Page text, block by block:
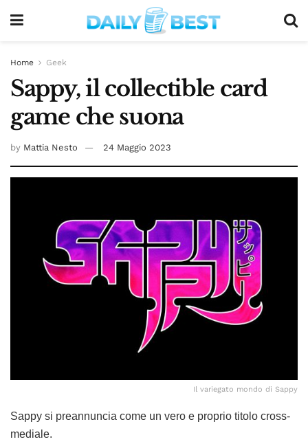
Home Geek
Sappy, il collectible card
game che suona
by Mattia Nesto 24 Maggio 2023
Il variegato mondo di Sappy
Sappy si preannuncia come un vero e proprio titolo cross-
mediale.